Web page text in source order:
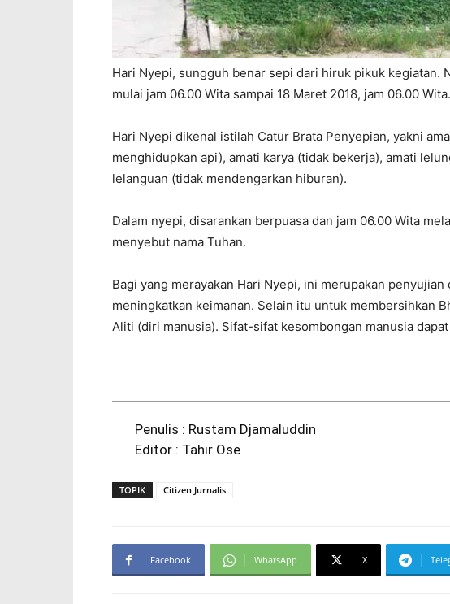
Hari Nyepi, sungguh benar sepi dari hiruk pikuk kegiatan.
mulai jam 06.00 Wita sampai 18 Maret 2018, jam 06.00 Wita.
Hari Nyepi dikenal istilah Catur Brata Penyepian, yakni
menghidupkan api), amati karya (tidak bekerja), amati
lelanguan (tidak mendengarkan hiburan).
Dalam nyepi, disarankan berpuasa dan jam 06.00 Wita
menyebut nama Tuhan.
Bagi yang merayakan Hari Nyepi, ini merupakan
meningkatkan keimanan. Selain itu untuk membersihkan
Aliti (diri manusia). Sifat-sifat kesombongan manusia
Penulis : Rustam Djamaluddin
Editor : Tahir Ose
TOPIK Citizen Jurnalis
Facebook WhatsApp X